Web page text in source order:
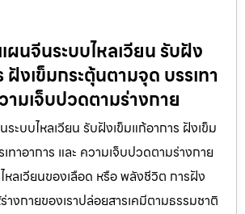
นจีนระบบไหลเวียน รับฝัง
ฝังเข็มกระตุ้นตามจุด บรรเทา
ามเจ็บปวดตามร่างกาย
ะบบไหลเวียน รับฝังเข็มแก้อาการ ฝังเข็ม
ทาอาการ และ ความเจ็บปวดตามร่างกาย
หลเวียนของเลือด หรือ พลังชีวิต การฝัง
างกายของเราปล่อยสารเคมีตามธรรมชาติ